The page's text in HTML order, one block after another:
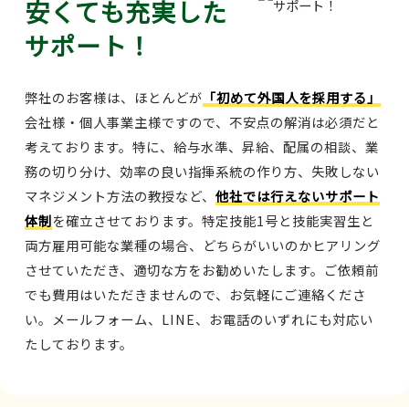
安くても充実した
サポート！
弊社のお客様は、ほとんどが 「初めて外国人を採用する」
会社様・個人事業主様ですので、不安点の解消は必須だと
考えております。特に、給与水準、昇給、配属の相談、業
務の切り分け、効率の良い指揮系統の作り方、失敗しない
マネジメント方法の教授など、 他社では行えないサポート
体制を確立させております。特定技能1号と技能実習生と
両方雇用可能な業種の場合、どちらがいいのかヒアリング
させていただき、適切な方をお勧めいたします。ご依頼前
でも費用はいただきませんので、お気軽にご連絡くださ
い。メールフォーム、LINE、お電話のいずれにも対応い
たしております。